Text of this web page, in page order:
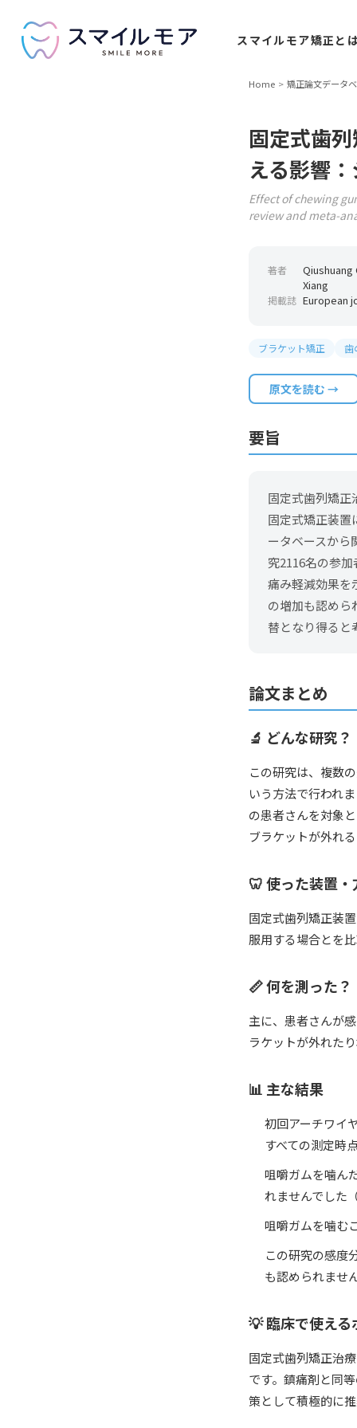
スマイルモア矯正と
Home 矯正論文データ
固定式歯
える影響
Effect of chewing
review and meta-
著者
Qiushuang
Xiang
掲載誌 European
ブラケット矯正 歯
原文を読む →
要旨
固定式歯列矯正
固定式矯正装置
ータベースから
究2116名の参
痛み軽減効果を
の増加も認めら
替となり得ると
論文まとめ
🔬 どんな研究？
この研究は、複数
いう方法で行われ
の患者さんを対象
ブラケットが外れ
🦷 使った装置・
固定式歯列矯正装
服用する場合とを
📏 何を測った？
主に、患者さんが
ラケットが外れた
📊 主な結果
初回アーチワイ
すべての測定時
咀嚼ガムを噛ん
れませんでした
咀嚼ガムを噛む
この研究の感度
も認められませ
💡 臨床で使える
固定式歯列矯正治
です。鎮痛剤と同
策として積極的に